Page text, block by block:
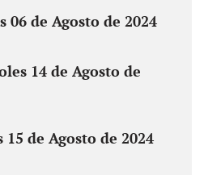
06 de Agosto de 2024
14 de Agosto de
15 de Agosto de 2024